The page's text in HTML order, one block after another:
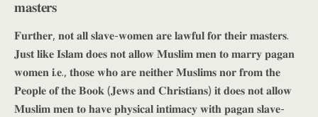
𝐦𝐚𝐬𝐭𝐞𝐫𝐬
𝐅𝐮𝐫𝐭𝐡𝐞𝐫, 𝐧𝐨𝐭 𝐚𝐥𝐥 𝐬𝐥𝐚𝐯𝐞-𝐰𝐨𝐦𝐞𝐧 𝐚𝐫𝐞 𝐥𝐚𝐰𝐟𝐮𝐥 𝐟𝐨𝐫 𝐭𝐡𝐞𝐢𝐫 𝐦𝐚𝐬𝐭𝐞𝐫𝐬.
𝐉𝐮𝐬𝐭 𝐥𝐢𝐤𝐞 𝐈𝐬𝐥𝐚𝐦 𝐝𝐨𝐞𝐬 𝐧𝐨𝐭 𝐚𝐥𝐥𝐨𝐰 𝐌𝐮𝐬𝐥𝐢𝐦 𝐦𝐞𝐧 𝐭𝐨 𝐦𝐚𝐫𝐫𝐲 𝐩𝐚𝐠𝐚𝐧
𝐰𝐨𝐦𝐞𝐧 𝐢.𝐞., 𝐭𝐡𝐨𝐬𝐞 𝐰𝐡𝐨 𝐚𝐫𝐞 𝐧𝐞𝐢𝐭𝐡𝐞𝐫 𝐌𝐮𝐬𝐥𝐢𝐦𝐬 𝐧𝐨𝐫 𝐟𝐫𝐨𝐦 𝐭𝐡𝐞
𝐏𝐞𝐨𝐩𝐥𝐞 𝐨𝐟 𝐭𝐡𝐞 𝐁𝐨𝐨𝐤 (𝐉𝐞𝐰𝐬 𝐚𝐧𝐝 𝐂𝐡𝐫𝐢𝐬𝐭𝐢𝐚𝐧𝐬) 𝐢𝐭 𝐝𝐨𝐞𝐬 𝐧𝐨𝐭 𝐚𝐥𝐥𝐨𝐰
𝐌𝐮𝐬𝐥𝐢𝐦 𝐦𝐞𝐧 𝐭𝐨 𝐡𝐚𝐯𝐞 𝐩𝐡𝐲𝐬𝐢𝐜𝐚𝐥 𝐢𝐧𝐭𝐢𝐦𝐚𝐜𝐲 𝐰𝐢𝐭𝐡 𝐩𝐚𝐠𝐚𝐧 𝐬𝐥𝐚𝐯𝐞-